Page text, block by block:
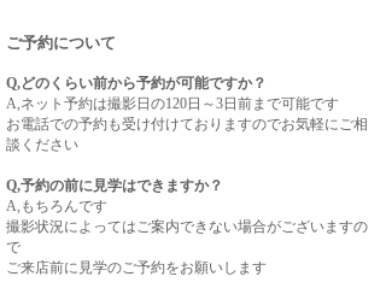
ご予約について
Q,どのくらい前から予約が可能ですか？
A,ネット予約は撮影日の120日～3日前まで可能です
お電話での予約も受け付けておりますのでお気軽にご相
談ください
Q,予約の前に見学はできますか？
A,もちろんです
撮影状況によってはご案内できない場合がございますの
で
ご来店前に見学のご予約をお願いします